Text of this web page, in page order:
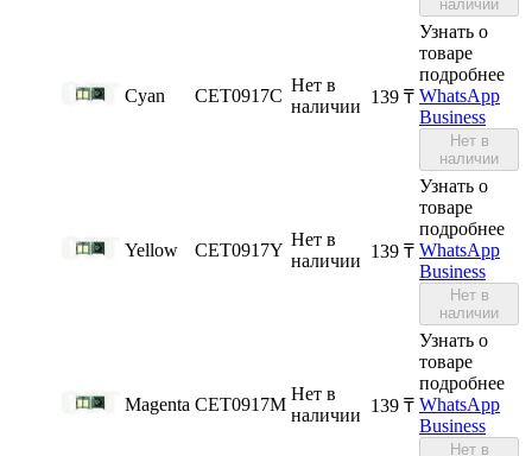
наличии
Cyan CET0917C
Нет в
наличии ‍139‍ ₸
Узнать о
товаре
подробнее
WhatsApp
Business
Нет в
наличии
Yellow CET0917Y
Нет в
наличии ‍139‍ ₸
Узнать о
товаре
подробнее
WhatsApp
Business
Нет в
наличии
Magenta CET0917M
Нет в
наличии ‍139‍ ₸
Узнать о
товаре
подробнее
WhatsApp
Business
Нет в